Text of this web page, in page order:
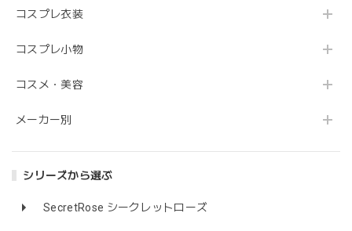
コスプレ衣装
コスプレ小物
コスメ・美容
メーカー別
シリーズから選ぶ
SecretRose シークレットローズ